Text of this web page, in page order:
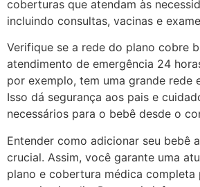
coberturas que atendam às
incluindo consultas, vacinas e
Verifique se a rede do plano cobre
atendimento de emergência 24
por exemplo, tem uma grande rede
Isso dá segurança aos pais e
necessários para o bebê desde o
Entender como adicionar seu bebê
crucial. Assim, você garante uma
plano e cobertura médica completa